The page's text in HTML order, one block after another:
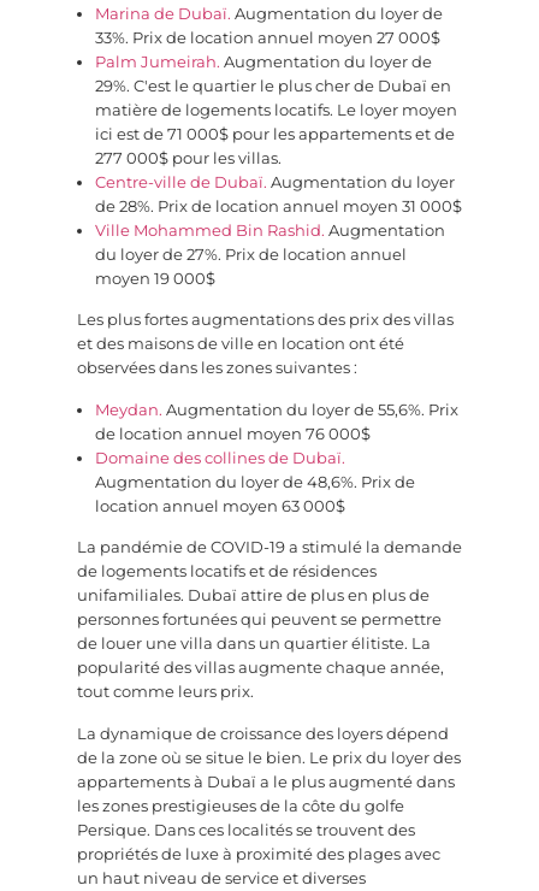
Marina de Dubaï. Augmentation du loyer de
33%. Prix de location annuel moyen 27 000$
Palm Jumeirah. Augmentation du loyer de
29%. C'est le quartier le plus cher de Dubaï en
matière de logements locatifs. Le loyer moyen
ici est de 71 000$ pour les appartements et de
277 000$ pour les villas.
Centre-ville de Dubaï. Augmentation du loyer
de 28%. Prix de location annuel moyen 31 000$
Ville Mohammed Bin Rashid. Augmentation
du loyer de 27%. Prix de location annuel
moyen 19 000$
Les plus fortes augmentations des prix des villas
et des maisons de ville en location ont été
observées dans les zones suivantes :
Meydan. Augmentation du loyer de 55,6%. Prix
de location annuel moyen 76 000$
Domaine des collines de Dubaï.
Augmentation du loyer de 48,6%. Prix de
location annuel moyen 63 000$
La pandémie de COVID-19 a stimulé la demande
de logements locatifs et de résidences
unifamiliales. Dubaï attire de plus en plus de
personnes fortunées qui peuvent se permettre
de louer une villa dans un quartier élitiste. La
popularité des villas augmente chaque année,
tout comme leurs prix.
La dynamique de croissance des loyers dépend
de la zone où se situe le bien. Le prix du loyer des
appartements à Dubaï a le plus augmenté dans
les zones prestigieuses de la côte du golfe
Persique. Dans ces localités se trouvent des
propriétés de luxe à proximité des plages avec
un haut niveau de service et diverses